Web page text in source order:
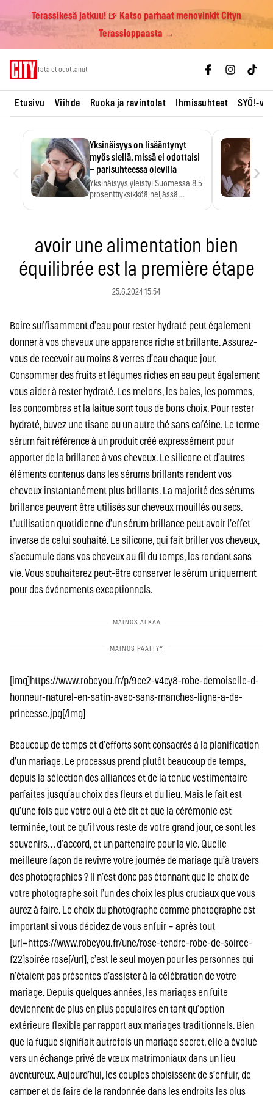
Terassikesä jatkuu! 🍺 Katso parhaat menovinkit Cityn
Terassioppaasta →
Tätä et odottanut
Etusivu Viihde Ruoka ja ravintolat Ihmissuhteet SYÖ!-
Yksinäisyys on lisääntynyt
myös siellä, missä ei odottaisi
– parisuhteessa olevilla
Yksinäisyys yleistyi Suomessa 8,5
prosenttiyksikköä neljässä
›
avoir une alimentation bien
équilibrée est la première étape
25.6.2024 15:54
Boire suffisamment d’eau pour rester hydraté peut également
donner à vos cheveux une apparence riche et brillante. Assurez-
vous de recevoir au moins 8 verres d’eau chaque jour.
Consommer des fruits et légumes riches en eau peut également
vous aider à rester hydraté. Les melons, les baies, les pommes,
les concombres et la laitue sont tous de bons choix. Pour rester
hydraté, buvez une tisane ou un autre thé sans caféine. Le terme
sérum fait référence à un produit créé expressément pour
apporter de la brillance à vos cheveux. Le silicone et d’autres
éléments contenus dans les sérums brillants rendent vos
cheveux instantanément plus brillants. La majorité des sérums
brillance peuvent être utilisés sur cheveux mouillés ou secs.
L’utilisation quotidienne d’un sérum brillance peut avoir l’effet
inverse de celui souhaité. Le silicone, qui fait briller vos cheveux,
s’accumule dans vos cheveux au fil du temps, les rendant sans
vie. Vous souhaiterez peut-être conserver le sérum uniquement
pour des événements exceptionnels.
[img]https://www.robeyou.fr/p/9ce2-v4cy8-robe-demoiselle-d-
honneur-naturel-en-satin-avec-sans-manches-ligne-a-de-
princesse.jpg[/img]
Beaucoup de temps et d’efforts sont consacrés à la planification
d’un mariage. Le processus prend plutôt beaucoup de temps,
depuis la sélection des alliances et de la tenue vestimentaire
parfaites jusqu’au choix des fleurs et du lieu. Mais le fait est
qu’une fois que votre oui a été dit et que la cérémonie est
terminée, tout ce qu’il vous reste de votre grand jour, ce sont les
souvenirs… d’accord, et un partenaire pour la vie. Quelle
meilleure façon de revivre votre journée de mariage qu’à travers
des photographies ? Il n’est donc pas étonnant que le choix de
votre photographe soit l’un des choix les plus cruciaux que vous
aurez à faire. Le choix du photographe comme photographe est
important si vous décidez de vous enfuir – après tout
[url=https://www.robeyou.fr/une/rose-tendre-robe-de-soiree-
f22]soirée rose[/url], c’est le seul moyen pour les personnes qui
n’étaient pas présentes d’assister à la célébration de votre
mariage. Depuis quelques années, les mariages en fuite
deviennent de plus en plus populaires en tant qu’option
extérieure flexible par rapport aux mariages traditionnels. Bien
que la fugue signifiait autrefois un mariage secret, elle a évolué
vers un échange privé de vœux matrimoniaux dans un lieu
aventureux. Aujourd’hui, les couples choisissent de s’enfuir, de
camper et de faire de la randonnée dans les endroits les plus